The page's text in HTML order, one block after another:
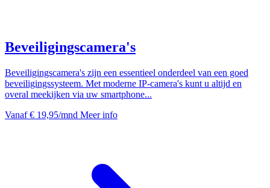
Beveiligingscamera's
Beveiligingscamera's zijn een essentieel onderdeel van een goed
beveiligingssysteem. Met moderne IP-camera's kunt u altijd en
overal meekijken via uw smartphone...
Vanaf€ 19,95/mnd Meer info